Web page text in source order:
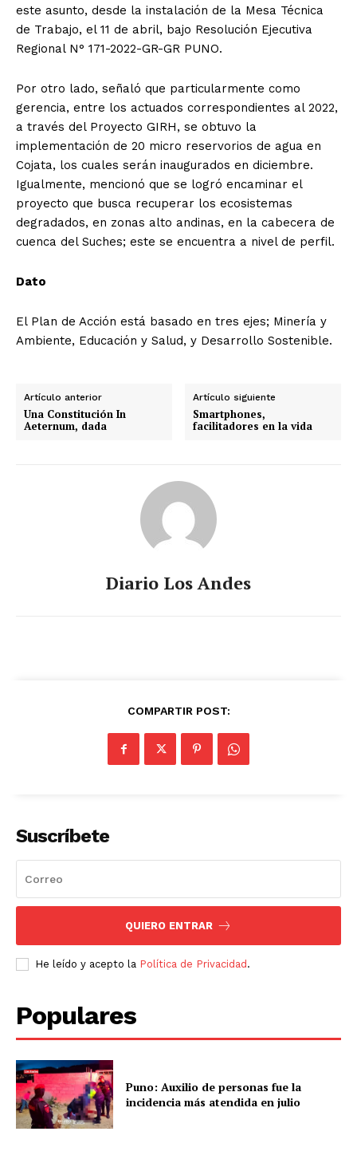
este asunto, desde la instalación de la Mesa Técnica
de Trabajo, el 11 de abril, bajo Resolución Ejecutiva
Regional N° 171-2022-GR-GR PUNO.
Por otro lado, señaló que particularmente como
gerencia, entre los actuados correspondientes al 2022,
a través del Proyecto GIRH, se obtuvo la
implementación de 20 micro reservorios de agua en
Cojata, los cuales serán inaugurados en diciembre.
Igualmente, mencionó que se logró encaminar el
proyecto que busca recuperar los ecosistemas
degradados, en zonas alto andinas, en la cabecera de
cuenca del Suches; este se encuentra a nivel de perfil.
Dato
El Plan de Acción está basado en tres ejes; Minería y
Ambiente, Educación y Salud, y Desarrollo Sostenible.
Artículo anterior
Una Constitución In
Aeternum, dada
Artículo siguiente
Smartphones,
facilitadores en la vida
Diario Los Andes
COMPARTIR POST:
Suscríbete
QUIERO ENTRAR
He leído y acepto la Política de Privacidad .
Populares
Puno: Auxilio de personas fue la
incidencia más atendida en julio